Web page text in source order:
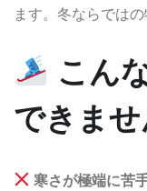
ます。冬ならでは
こん
できませ
寒さが極端に苦